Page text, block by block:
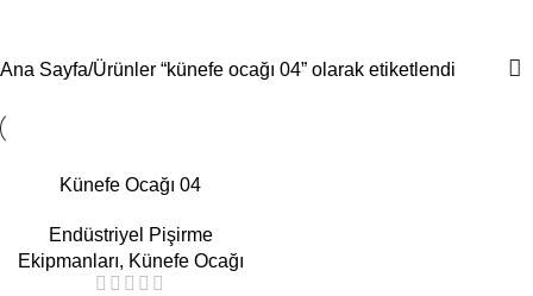
Ana Sayfa Ürünler “künefe ocağı 04” olarak etiketlendi
Künefe Ocağı 04
Endüstriyel Pişirme
Ekipmanları, Künefe Ocağı